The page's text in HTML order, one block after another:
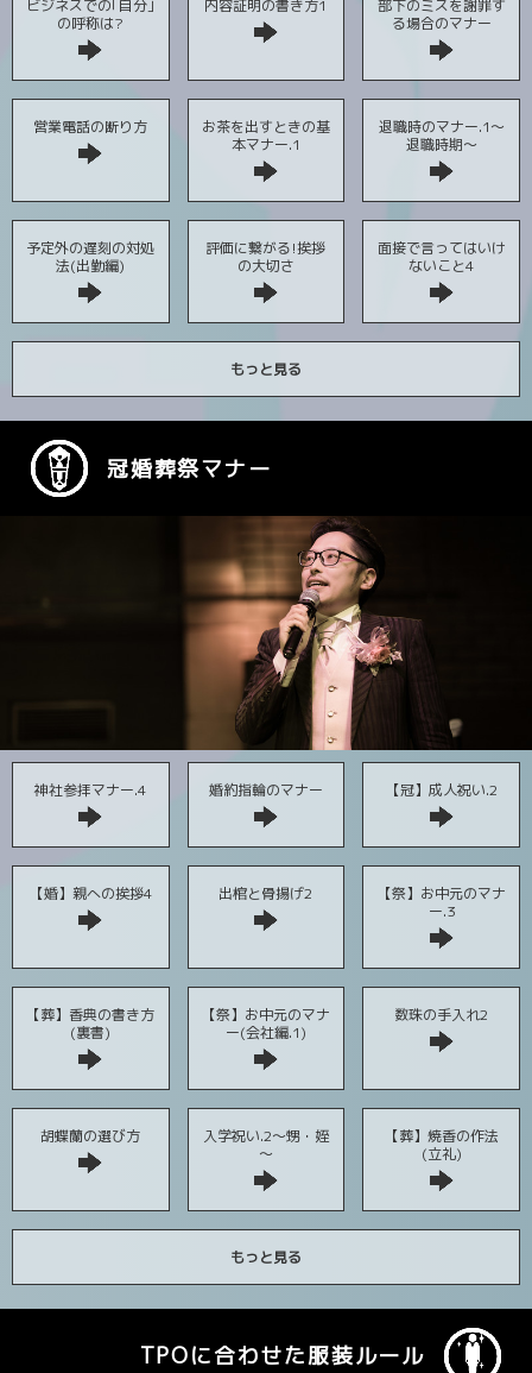
ビジネスでの｢自分｣
の呼称は?
内容証明の書き方1
部下のミスを謝罪す
る場合のマナー
営業電話の断り方
お茶を出すときの基
本マナー.1
退職時のマナー.1～
退職時期～
予定外の遅刻の対処
法(出勤編)
評価に繋がる!挨拶
の大切さ
面接で言ってはいけ
ないこと4
もっと見る
冠婚葬祭マナー
神社参拝マナー.4 婚約指輪のマナー 【冠】成人祝い.2
【婚】親への挨拶4 出棺と骨揚げ2
【祭】お中元のマナ
ー.3
【葬】香典の書き方
(裏書)
【祭】お中元のマナ
ー(会社編.1)
数珠の手入れ2
胡蝶蘭の選び方
入学祝い.2～甥・姪
～
【葬】焼香の作法
(立礼)
もっと見る
TPOに合わせた服装ルール